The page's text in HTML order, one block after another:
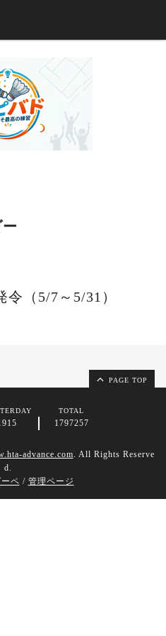
（5/7～5/31）
PAGE TOP
TOTAL
1797257
advance.com. All Rights Reserve
d.
ーペ / 管理ページ